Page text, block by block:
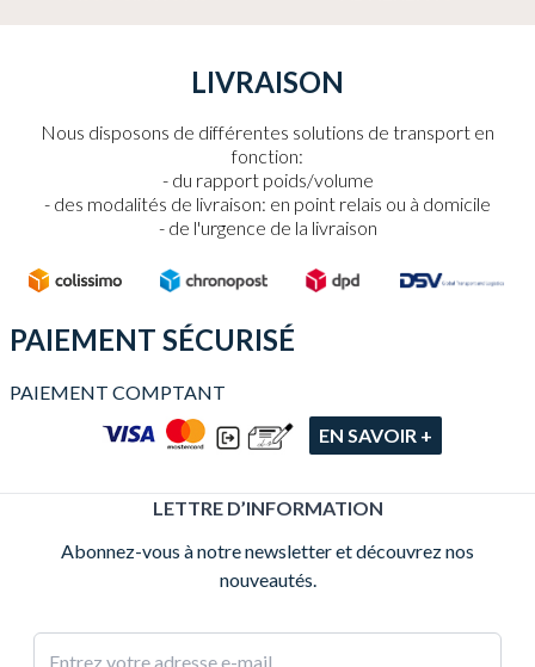
LIVRAISON
Nous disposons de différentes solutions de transport en
fonction:
du rapport poids/volume
des modalités de livraison: en point relais ou à domicile
de l'urgence de la livraison
PAIEMENT SÉCURISÉ
PAIEMENT COMPTANT
EN SAVOIR +
LETTRE D’INFORMATION
Abonnez-vous à notre newsletter et découvrez nos
nouveautés.
Adresse e-mail